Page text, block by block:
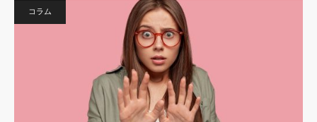
コラム